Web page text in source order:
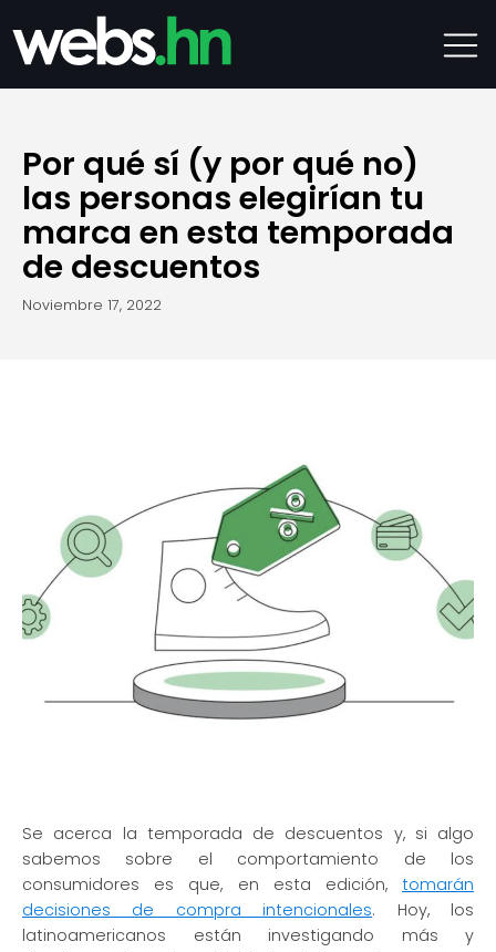
Por qué sí (y por qué no)
las personas elegirían tu
marca en esta temporada
de descuentos
noviembre 17, 2022
Se acerca la temporada de descuentos y, si algo
sabemos sobre el comportamiento de los
consumidores es que, en esta edición, tomarán
decisiones de compra intencionales. Hoy, los
latinoamericanos están investigando más y